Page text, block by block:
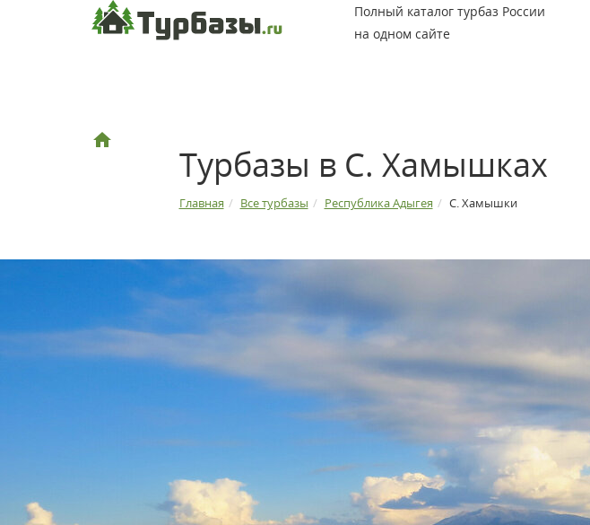
Полный каталог турбаз России
на одном сайте
Турбазы в С. Хамышках
Главная Все турбазы Республика Адыгея С. Хамышки